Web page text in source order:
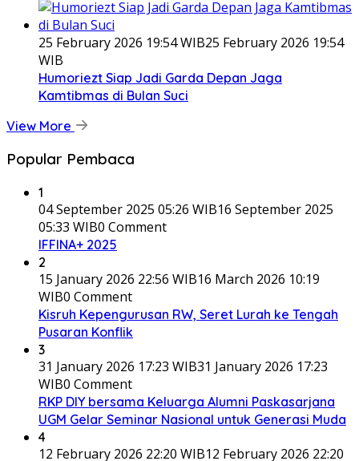
25 February 2026 19:54 WIB25 February 2026 19:54
WIB
Humoriezt Siap Jadi Garda Depan Jaga
Kamtibmas di Bulan Suci
View More
Popular Pembaca
1
04 September 2025 05:26 WIB16 September 2025
05:33 WIB0 Comment
IFFINA+ 2025
2
15 January 2026 22:56 WIB16 March 2026 10:19
WIB0 Comment
Kisruh Kepengurusan RW, Seret Lurah ke Tengah
Pusaran Konflik
3
31 January 2026 17:23 WIB31 January 2026 17:23
WIB0 Comment
RKP DIY bersama Keluarga Alumni Paskasarjana
UGM Gelar Seminar Nasional untuk Generasi Muda
4
12 February 2026 22:20 WIB12 February 2026 22:20